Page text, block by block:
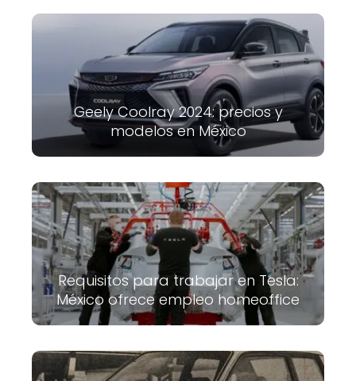
Geely Coolray 2024: precios y
modelos en México
Requisitos para trabajar en Tesla:
México ofrece empleo homeoffice